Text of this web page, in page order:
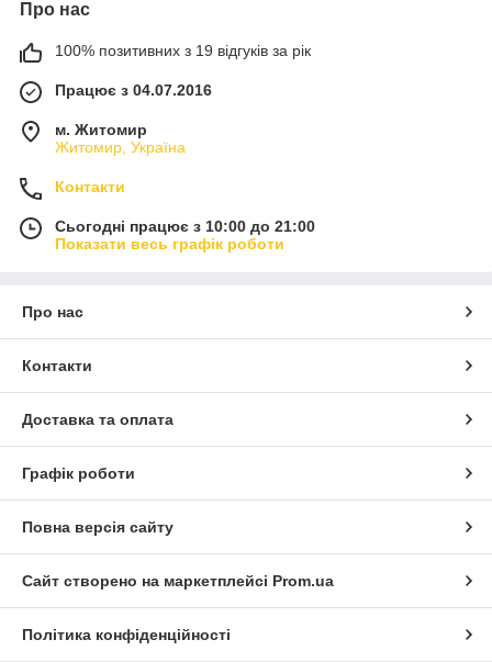
Про нас
100% позитивних з 19 відгуків за рік
Працює з 04.07.2016
м. Житомир
Житомир, Україна
Контакти
Сьогодні працює з 10:00 до 21:00
Показати весь графік роботи
Про нас
Контакти
Доставка та оплата
Графік роботи
Повна версія сайту
Сайт створено на маркетплейсі Prom.ua
Політика конфіденційності